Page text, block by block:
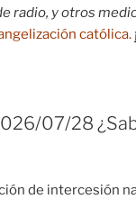
radio, y otros
católica.
07/28
de intercesión